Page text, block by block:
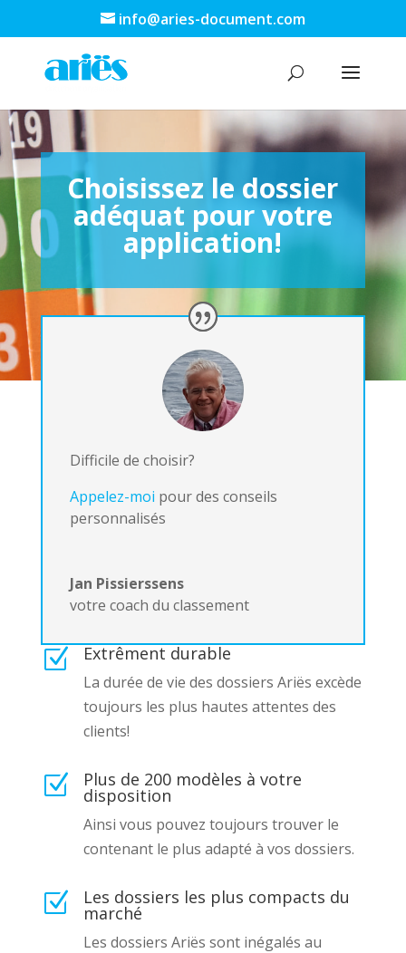
info@aries-document.com
Choisissez le dossier
adéquat pour votre
application!
Difficile de choisir?
Appelez-moi pour des conseils
personnalisés
Jan Pissierssens
votre coach du classement
Z Extrêment durable
La durée de vie des dossiers Ariës excède
toujours les plus hautes attentes des
clients!
Z Plus de 200 modèles à votre
disposition
Ainsi vous pouvez toujours trouver le
contenant le plus adapté à vos dossiers.
Z Les dossiers les plus compacts du
marché
Les dossiers Ariës sont inégalés au